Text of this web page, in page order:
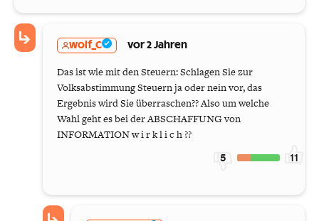
wolf_C vor 2 Jahren
Das ist wie mit den Steuern: Schlagen Sie zur
Volksabstimmung Steuern ja oder nein vor, das
Ergebnis wird Sie überraschen?? Also um welche
Wahl geht es bei der ABSCHAFFUNG von
INFORMATION w i r k l i c h ??
5 11